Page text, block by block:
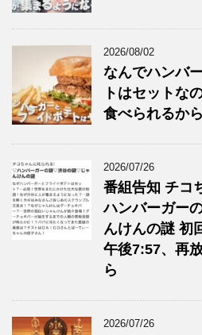
2026/08/02
なんでハンバ
トはセットな
食べられるから
2026/07/26
番組告知 チコ
ハンバーガー
んけんの謎 初
午後7:57、再
ら
2026/07/26